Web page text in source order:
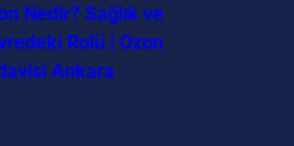
Nedir? Sağlık ve
Rolü | Ozon
Ankara